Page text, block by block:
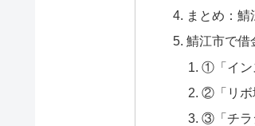
まとめ：
鯖江市で借
①「イン
②「リボ
③「チラ